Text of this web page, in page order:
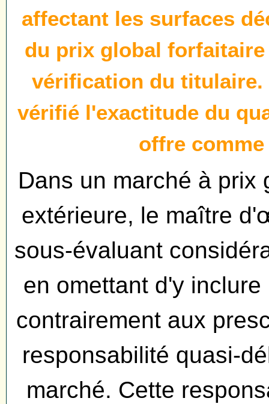
affectant les surfaces
du prix global
vérification du titulaire.
vérifié l'exactitude du
offre comme
Dans un marché à prix
extérieure, le maître
sous-évaluant
en omettant d'y
contrairement aux
responsabilité quasi-
marché. Cette